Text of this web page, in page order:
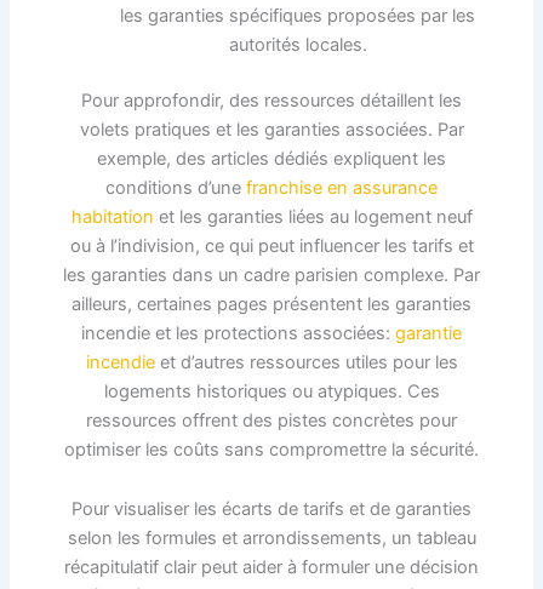
les garanties spécifiques proposées par les
autorités locales.
Pour approfondir, des ressources détaillent les
volets pratiques et les garanties associées. Par
exemple, des articles dédiés expliquent les
conditions d’une franchise en assurance
habitation et les garanties liées au logement neuf
ou à l’indivision, ce qui peut influencer les tarifs et
les garanties dans un cadre parisien complexe. Par
ailleurs, certaines pages présentent les garanties
incendie et les protections associées: garantie
incendieet d’autres ressources utiles pour les
logements historiques ou atypiques. Ces
ressources offrent des pistes concrètes pour
optimiser les coûts sans compromettre la sécurité.
Pour visualiser les écarts de tarifs et de garanties
selon les formules et arrondissements, un tableau
récapitulatif clair peut aider à formuler une décision